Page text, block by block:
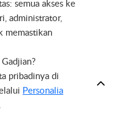
semua akses ke
administrator,
memastikan
pribadinya di
Personalia